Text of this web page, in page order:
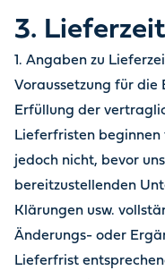
3.
1. Angaben zu
Voraussetzung für die
Erfüllung der
Lieferfristen beginnen
jedoch nicht, bevor
bereitzustellenden
Klärungen usw.
Änderungs- oder
Lieferfrist